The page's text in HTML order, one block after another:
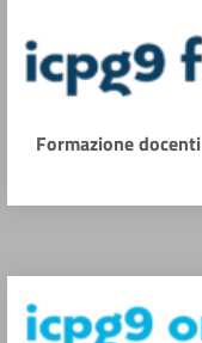
Formazione docenti